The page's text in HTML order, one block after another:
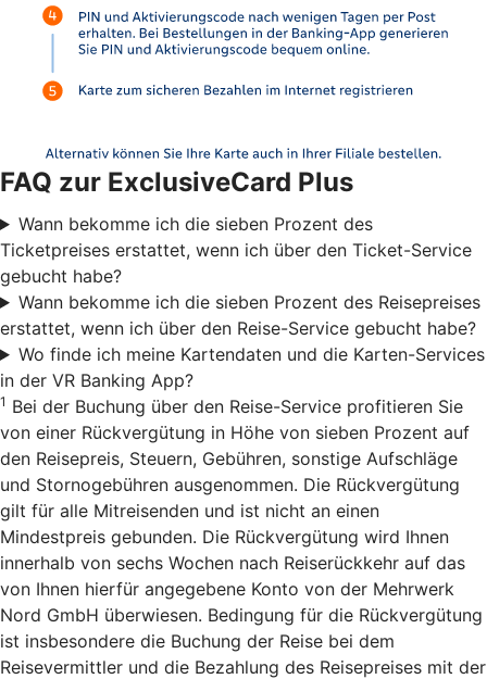
FAQ zur ExclusiveCard Plus
Wann bekomme ich die sieben Prozent des
Ticketpreises erstattet, wenn ich über den Ticket-Service
gebucht habe?
Wann bekomme ich die sieben Prozent des Reisepreises
erstattet, wenn ich über den Reise-Service gebucht habe?
Wo finde ich meine Kartendaten und die Karten-Services
in der VR Banking App?
1 Bei der Buchung über den Reise-Service profitieren Sie
von einer Rückvergütung in Höhe von sieben Prozent auf
den Reisepreis, Steuern, Gebühren, sonstige Aufschläge
und Stornogebühren ausgenommen. Die Rückvergütung
gilt für alle Mitreisenden und ist nicht an einen
Mindestpreis gebunden. Die Rückvergütung wird Ihnen
innerhalb von sechs Wochen nach Reiserückkehr auf das
von Ihnen hierfür angegebene Konto von der Mehrwerk
Nord GmbH überwiesen. Bedingung für die Rückvergütung
ist insbesondere die Buchung der Reise bei dem
Reisevermittler und die Bezahlung des Reisepreises mit der